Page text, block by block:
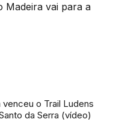
Madeira vai para a
venceu o Trail Ludens
da Serra (vídeo)